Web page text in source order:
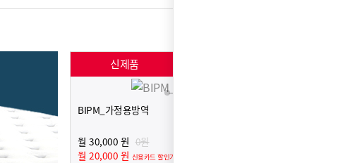
신제품
BIPM_가정용방역
월 30,000 원 0원
월 20,000 원 신용카드 할인가